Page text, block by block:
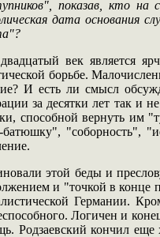
показав, кто
дата основания
век является
борьбе.
И есть ли смысл
за десятки лет так и
способной вернуть им
батюшку", "соборность",
этой беды и
и "точкой в конце
Германии.
Логичен и
Родзаевский кончил еще